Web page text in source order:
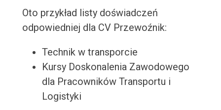
Oto przykład listy doświadczeń
odpowiedniej dla CV Przewoźnik:
Technik w transporcie
Kursy Doskonalenia Zawodowego
dla Pracowników Transportu i
Logistyki